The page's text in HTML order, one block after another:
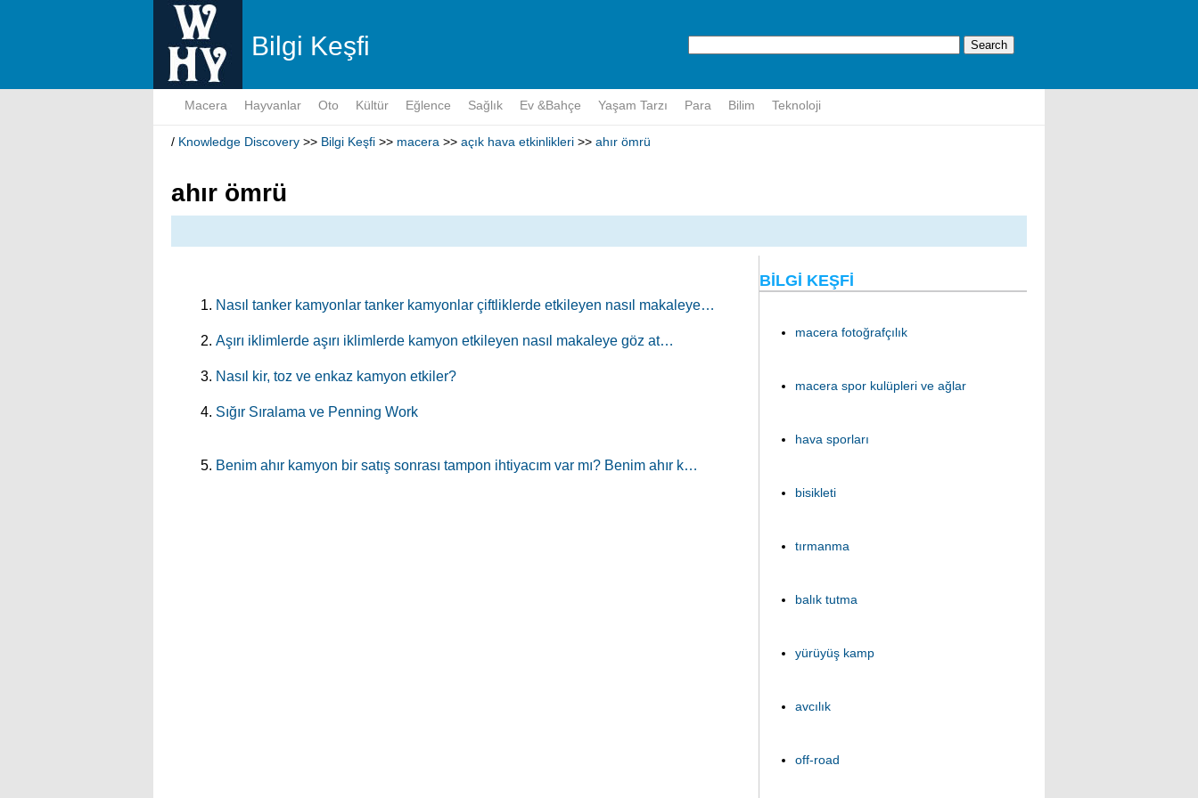
Bilgi Keşfi
Macera Hayvanlar Oto Kültür Eğlence Sağlık Ev &Bahçe Yaşam Tarzı Para Bilim Teknoloji
/ Knowledge Discovery >> Bilgi Keşfi >> macera >> açık hava etkinlikleri >> ahır ömrü
ahır ömrü
Nasıl tanker kamyonlar tanker kamyonlar çiftliklerde etkileyen nasıl makaleye…
Aşırı iklimlerde aşırı iklimlerde kamyon etkileyen nasıl makaleye göz at…
Nasıl kir, toz ve enkaz kamyon etkiler?
Sığır Sıralama ve Penning Work
Benim ahır kamyon bir satış sonrası tampon ihtiyacım var mı? Benim ahır k…
BILGI KEŞFI
macera fotoğrafçılık
macera spor kulüpleri ve ağlar
hava sporları
bisikleti
tırmanma
balık tutma
yürüyüş kamp
avcılık
off-road